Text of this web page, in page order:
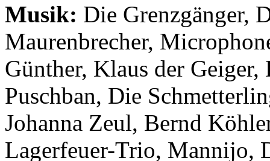
Musik: Die Grenzgänger,
Maurenbrecher,
Günther, Klaus der
Puschban, Die
Johanna Zeul, Bernd
Lagerfeuer-Trio, Mannijo,